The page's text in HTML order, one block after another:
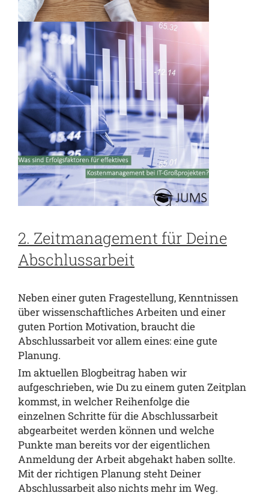
2. Zeitmanagement für Deine
Abschlussarbeit
Neben einer guten Fragestellung, Kenntnissen
über wissenschaftliches Arbeiten und einer
guten Portion Motivation, braucht die
Abschlussarbeit vor allem eines: eine gute
Planung.
Imaktuellen Blogbeitraghaben wir
aufgeschrieben, wie Du zu einem guten Zeitplan
kommst, in welcher Reihenfolge die
einzelnen Schritte für die Abschlussarbeit
abgearbeitet werden können und welche
Punkte man bereits vor der eigentlichen
Anmeldung der Arbeit abgehakt haben sollte.
Mit der richtigen Planung steht Deiner
Abschlussarbeit also nichts mehr im Weg.